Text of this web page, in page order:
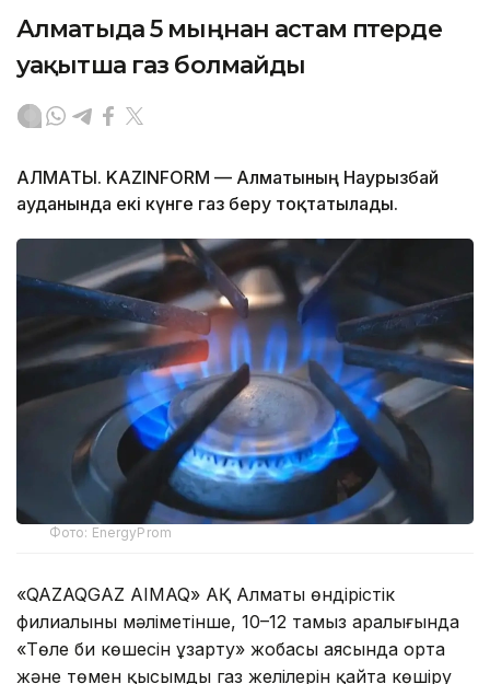
Алматыда 5 мыңнан астам пәтерде
уақытша газ болмайды
АЛМАТЫ. KAZINFORM — Алматының Наурызбай
ауданында екі күнге газ беру тоқтатылады.
Фото: EnergyProm
«QAZAQGAZ AIMAQ» АҚ Алматы өндірістік
филиалының мәліметінше, 10–12 тамыз аралығында
«Төле би көшесін ұзарту» жобасы аясында орта
және төмен қысымды газ желілерін қайта көшіру